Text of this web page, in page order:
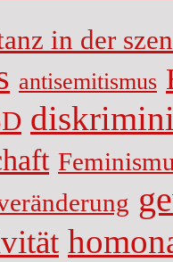
in der
antisemitismus